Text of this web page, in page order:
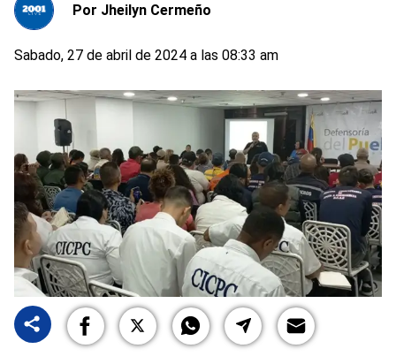
Por Jheilyn Cermeño
Sabado, 27 de abril de 2024 a las 08:33 am